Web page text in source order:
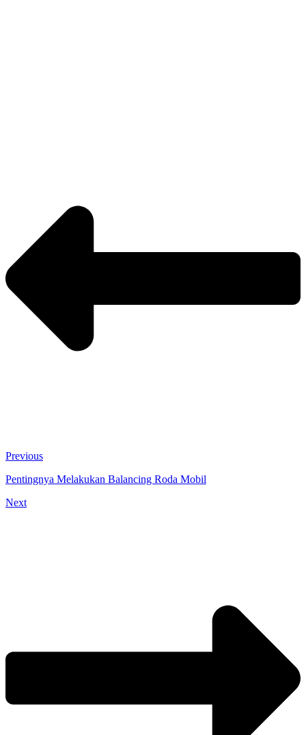
Previous
Pentingnya Melakukan Balancing Roda Mobil
Next